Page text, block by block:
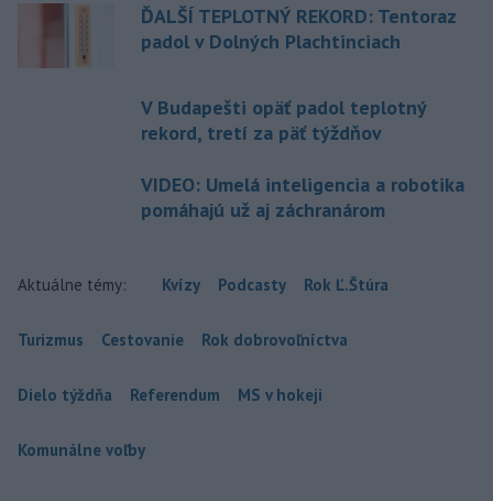
ĎALŠÍ TEPLOTNÝ REKORD: Tentoraz
padol v Dolných Plachtinciach
V Budapešti opäť padol teplotný
rekord, tretí za päť týždňov
VIDEO: Umelá inteligencia a robotika
pomáhajú už aj záchranárom
Aktuálne témy: Kvízy Podcasty Rok Ľ.Štúra
Turizmus Cestovanie Rok dobrovoľníctva
Dielo týždňa Referendum MS v hokeji
Komunálne voľby